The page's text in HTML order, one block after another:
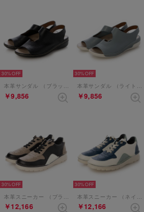
30%
本革サンダル （ブラック）
￥9,856
30%
本革サンダル （ライトブルー）
￥9,856
30%
本革スニーカー （ブラックコンビ）
￥12,166
30%
本革スニーカー （ネイビーコンビ）
￥12,166